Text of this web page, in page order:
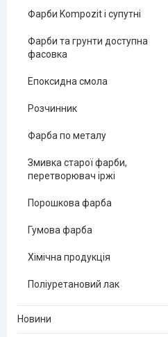
Фарби Kompozit і супутні
Фарби та грунти доступна
фасовка
Епоксидна смола
Розчинник
Фарба по металу
Змивка старої фарби,
перетворювач іржі
Порошкова фарба
Гумова фарба
Хімічна продукція
Поліуретановий лак
Новини